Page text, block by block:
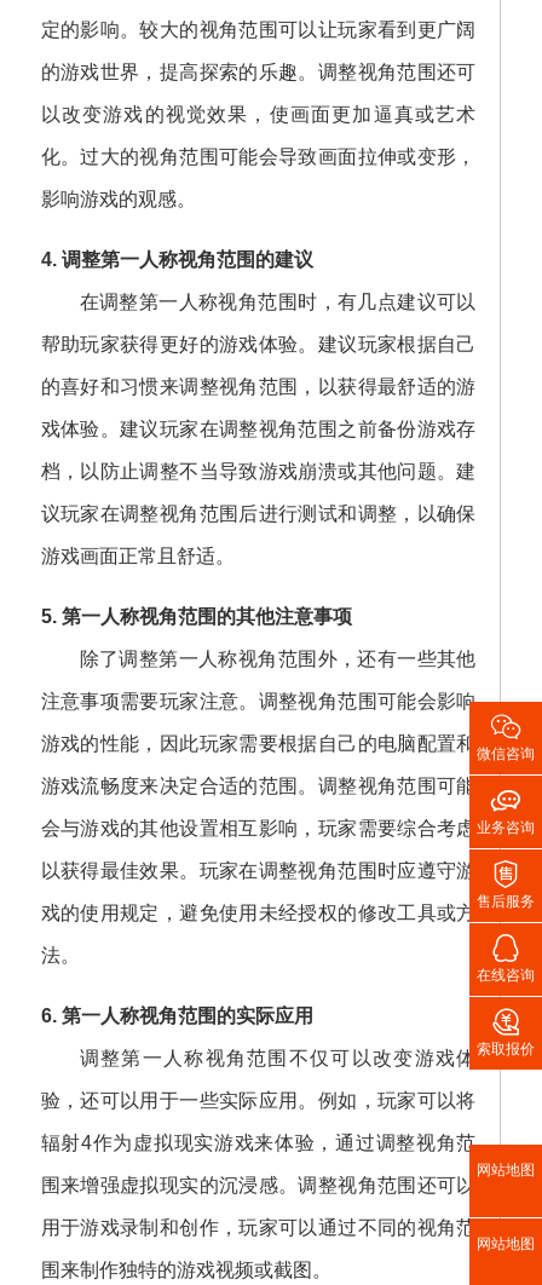
定的影响。较大的视角范围可以让玩家看到更广阔
的游戏世界，提高探索的乐趣。调整视角范围还可
以改变游戏的视觉效果，使画面更加逼真或艺术
化。过大的视角范围可能会导致画面拉伸或变形，
影响游戏的观感。
4. 调整第一人称视角范围的建议
在调整第一人称视角范围时，有几点建议可以
帮助玩家获得更好的游戏体验。建议玩家根据自己
的喜好和习惯来调整视角范围，以获得最舒适的游
戏体验。建议玩家在调整视角范围之前备份游戏存
档，以防止调整不当导致游戏崩溃或其他问题。建
议玩家在调整视角范围后进行测试和调整，以确保
游戏画面正常且舒适。
5. 第一人称视角范围的其他注意事项
除了调整第一人称视角范围外，还有一些其他
注意事项需要玩家注意。调整视角范围可能会影响
游戏的性能，因此玩家需要根据自己的电脑配置和
游戏流畅度来决定合适的范围。调整视角范围可能
会与游戏的其他设置相互影响，玩家需要综合考虑
以获得最佳效果。玩家在调整视角范围时应遵守游
戏的使用规定，避免使用未经授权的修改工具或方
法。
6. 第一人称视角范围的实际应用
调整第一人称视角范围不仅可以改变游戏体
验，还可以用于一些实际应用。例如，玩家可以将
辐射4作为虚拟现实游戏来体验，通过调整视角范
围来增强虚拟现实的沉浸感。调整视角范围还可以
用于游戏录制和创作，玩家可以通过不同的视角范
围来制作独特的游戏视频或截图。

微信咨询

业务咨询

售后服务

在线咨询

索取报价
网站地图
网站地图